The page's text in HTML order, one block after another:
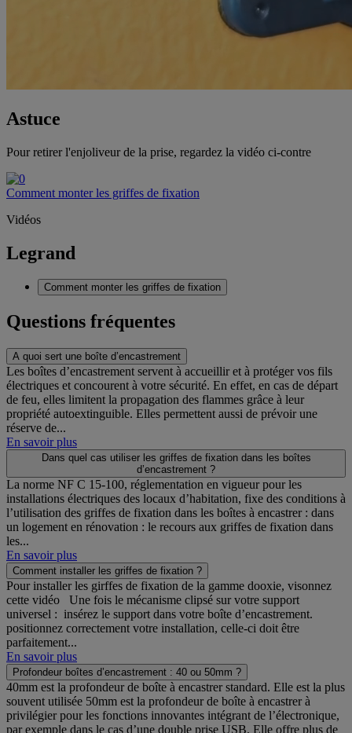
Astuce
Pour retirer l'enjoliveur de la prise, regardez la vidéo ci-contre
Comment monter les griffes de fixation
Vidéos
Legrand
Comment monter les griffes de fixation
Questions fréquentes
A quoi sert une boîte d’encastrement
Les boîtes d’encastrement servent à accueillir et à protéger vos fils
électriques et concourent à votre sécurité. En effet, en cas de départ
de feu, elles limitent la propagation des flammes grâce à leur
propriété autoextinguible. Elles permettent aussi de prévoir une
réserve de...
En savoir plus
Dans quel cas utiliser les griffes de fixation dans les boîtes
d’encastrement ?
La norme NF C 15-100, réglementation en vigueur pour les
installations électriques des locaux d’habitation, fixe des conditions à
l’utilisation des griffes de fixation dans les boîtes à encastrer : dans
un logement en rénovation : le recours aux griffes de fixation dans
les...
En savoir plus
Comment installer les griffes de fixation ?
Pour installer les girffes de fixation de la gamme dooxie, visonnez
cette vidéo Une fois le mécanisme clipsé sur votre support
universel : insérez le support dans votre boîte d’encastrement.
positionnez correctement votre installation, celle-ci doit être
parfaitement...
En savoir plus
Profondeur boîtes d’encastrement : 40 ou 50mm ?
40mm est la profondeur de boîte à encastrer standard. Elle est la plus
souvent utilisée 50mm est la profondeur de boîte à encastrer à
privilégier pour les fonctions innovantes intégrant de l’électronique,
par exemple dans le cas d’une double prise USB. Elle offre plus de